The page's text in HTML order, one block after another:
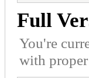
Full
You're
with